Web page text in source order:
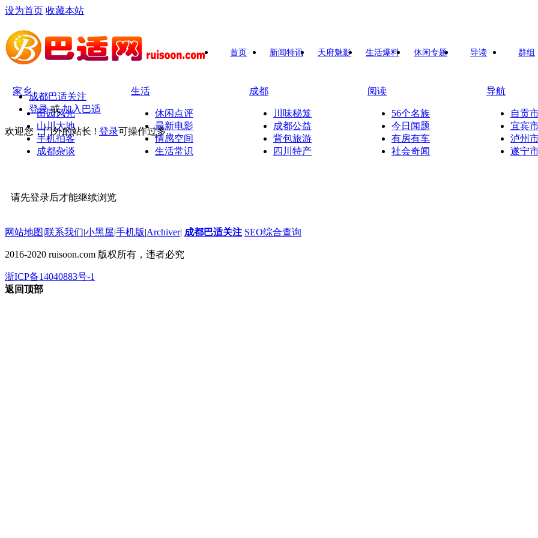
设为首页 收藏本站
成都巴适关注
登录 或 加入巴适
欢迎您，门外的站长 ! 登录可操作过多..
首页 新闻特讯 天府魅影 生活爆料 休闲专题 导读 群组
家乡
田园风光
山川大地
手机拍客
成都杂谈
生活
休闲点评
最新电影
情感空间
生活常识
成都
川味秘笈
成都公益
背包旅游
四川特产
阅读
56个名族
今日闻题
有房有车
社会奇闻
导航
自贡
宜宾
泸州
遂宁
请先登录后才能继续浏览
网站地图|联系我们|小黑屋|手机版|Archiver| 成都巴适关注 SEO综合查询
2016-2020 ruisoon.com 版权所有，违者必究
浙ICP备14040883号-1
返回顶部